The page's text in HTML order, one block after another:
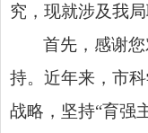
究，现就涉及我
首先，感谢
持。近年来，市
战略，坚持“育强